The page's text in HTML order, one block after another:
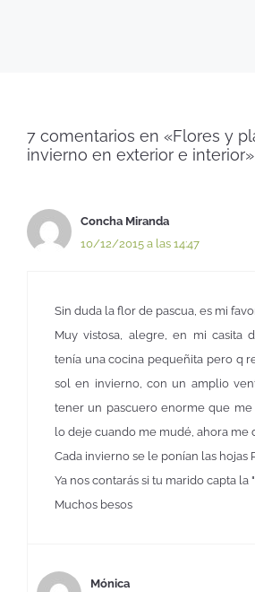
7 comentarios en «Flores y
invierno en exterior e interior»
Concha Miranda
10/12/2015 a las 14:47
Sin duda la flor de pascua, es mi
Muy vistosa, alegre, en mi casita
tenía una cocina pequeñita pero q
sol en invierno, con un amplio
tener un pascuero enorme que
lo deje cuando me mudé, ahora me
Cada invierno se le ponían las hojas
Ya nos contarás si tu marido capta la
Muchos besos
Mónica